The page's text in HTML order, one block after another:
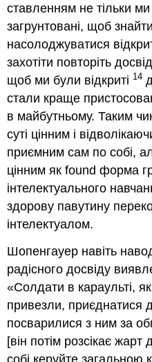
ставленням не тільки
загрунтовані, щоб
насолоджуватися
захотіти повторіть
щоб ми були відкриті 14
стали краще
в майбутньому. Таким
суті цінним і
приємним сам по собі,
цінним як found форма
інтелектуального
здорову павутину
інтелектуалом.
Шопенгауер навіть
радісного досвіду
«Солдати в караульті,
привезли, приєднатися
посварилися з ним за
[він потім розсікає
собі керуйте загальною